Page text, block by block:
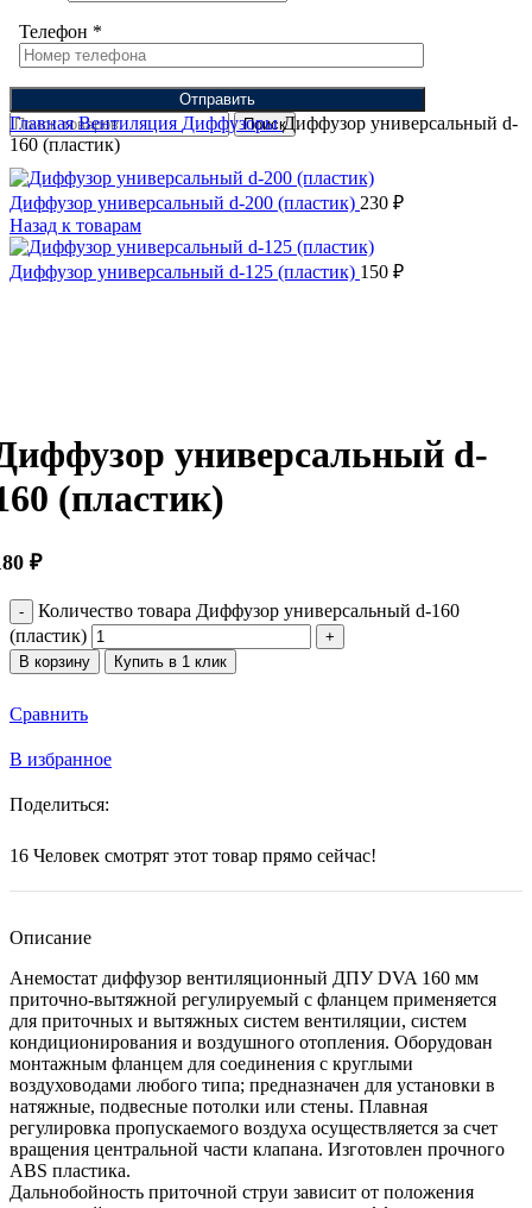
Телефон *
Отправить
Поиск
ГлавнаяВентиляция ДиффузорыДиффузор универсальный d-
160 (пластик)
Диффузор универсальный d-200 (пластик) 230 ₽
Назад к товарам
Диффузор универсальный d-125 (пластик) 150 ₽
универсальный d-
(пластик)
₽
Количество товара Диффузор универсальный d-160
(пластик)
В корзину Купить в 1 клик
Сравнить
В избранное
Поделиться:
16 Человек смотрят этот товар прямо сейчас!
Описание
Анемостат диффузор вентиляционный ДПУ DVA 160 мм
приточно-вытяжной регулируемый с фланцем применяется
для приточных и вытяжных систем вентиляции, систем
кондиционирования и воздушного отопления. Оборудован
монтажным фланцем для соединения с круглыми
воздуховодами любого типа; предназначен для установки в
натяжные, подвесные потолки или стены. Плавная
регулировка пропускаемого воздуха осуществляется за счет
вращения центральной части клапана. Изготовлен прочного
ABS пластика.
Дальнобойность приточной струи зависит от положения